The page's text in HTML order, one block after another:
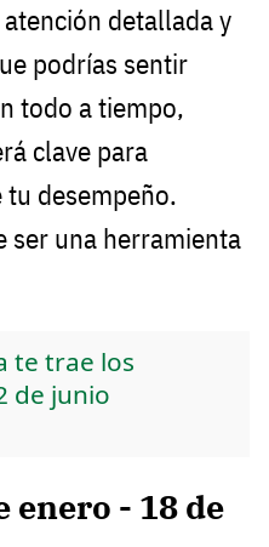
detallada y
podrías sentir
todo a tiempo,
clave para
desempeño.
ser una herramienta
te trae los
de junio
enero - 18 de